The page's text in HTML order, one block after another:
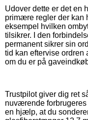
Udover dette er det en
primære regler der kan
eksempel hvilken
tilsikrer. I den
permanent sikrer sin
tid kan eftervise ordren
om du er på
Trustpilot giver dig ret
nuværende forbrugeres
en hjælp, at du